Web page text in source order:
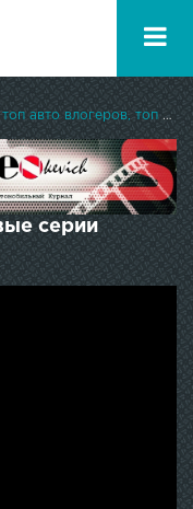
TOPAUTOTUBE.RU - ТОП Авто Блогеров, топ авто влогеров, топ авто ютуберов
серии